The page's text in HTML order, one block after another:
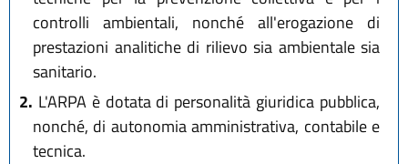
controlli ambientali, nonché all'erogazione di
prestazioni analitiche di rilievo sia ambientale sia
sanitario.
2. L'ARPA è dotata di personalità giuridica pubblica,
nonché, di autonomia amministrativa, contabile e
tecnica.